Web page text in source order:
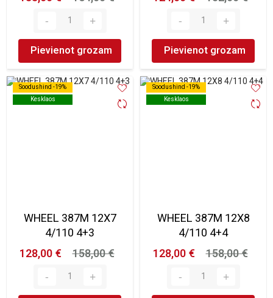
Pievienot grozam Pievienot grozam
Soodushind -19%
Kesklaos
Soodushind -19%
Kesklaos
WHEEL 387M 12X7
4/110 4+3
128,00 €
158,00 €
Soodushind -19%
Kesklaos
Soodushind -19%
Kesklaos
WHEEL 387M 12X8
4/110 4+4
128,00 €
158,00 €